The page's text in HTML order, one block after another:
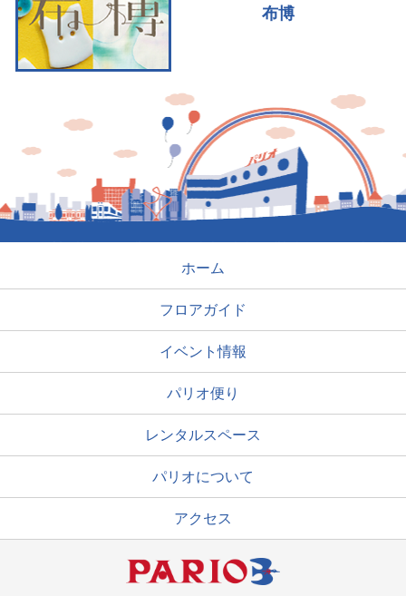
布博
ホーム
フロアガイド
イベント情報
パリオ便り
レンタルスペース
パリオについて
アクセス